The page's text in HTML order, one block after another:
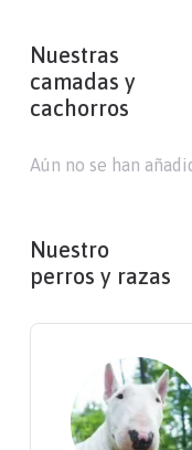
Nuestras
camadas y
cachorros
Aún no se han
Nuestro
perros y razas